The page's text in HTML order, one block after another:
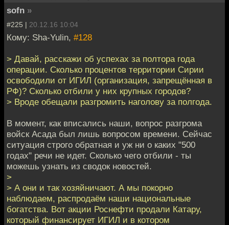
sofn »
#225 | 20.12.16 10:04
Кому: Sha-Yulin, #128
> Давай, расскажи об успехах за полтора года
операции. Сколько процентов территории Сирии
освободили от ИГИЛ (организация, запрещённая в
РФ)? Сколько отбили у них крупных городов?
> Вроде обещали разгромить наголову за полгода.
В момент, как вписались наши, вопрос разгрома
войск Асада был лишь вопросом времени. Сейчас
ситуация строго обратная и уж ни о каких "500
годах" речи не идет. Сколько чего отбили - ты
можешь узнать из сводок новостей.
>
> А они и так хозяйничают. А мы покорно
наблюдаем, распродаём наши национальные
богатства. Вот акции Роснефти продали Катару,
который финансирует ИГИЛ и в котором